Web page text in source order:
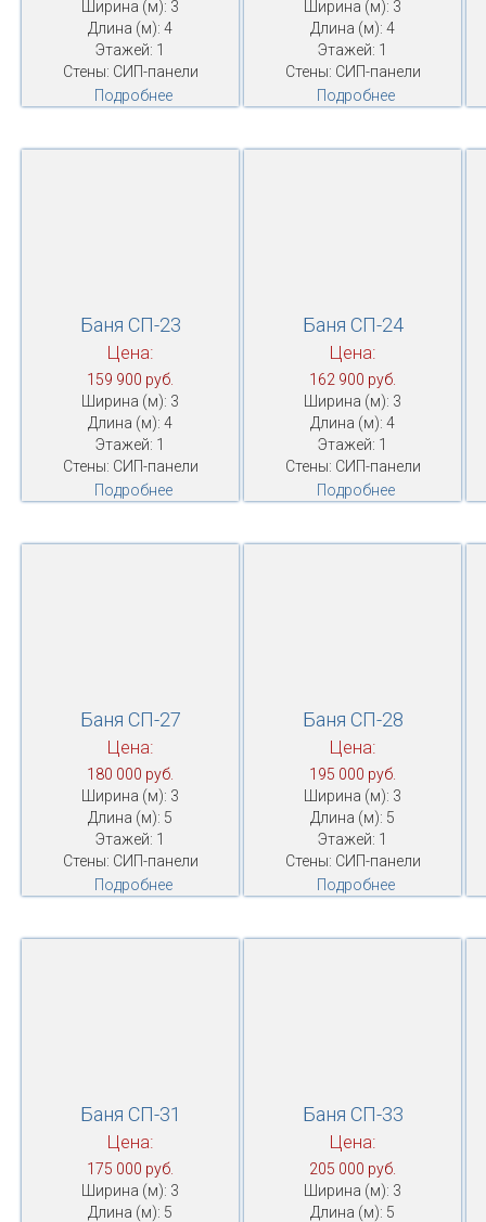
Ширина (м): 3
Длина (м): 4
Этажей: 1
Стены: СИП-панели
Подробнее
Ширина (м): 3
Длина (м): 4
Этажей: 1
Стены: СИП-панели
Подробнее
Баня СП-23
Цена:
159 900 руб.
Ширина (м): 3
Длина (м): 4
Этажей: 1
Стены: СИП-панели
Подробнее
Баня СП-24
Цена:
162 900 руб.
Ширина (м): 3
Длина (м): 4
Этажей: 1
Стены: СИП-панели
Подробнее
Баня СП-27
Цена:
180 000 руб.
Ширина (м): 3
Длина (м): 5
Этажей: 1
Стены: СИП-панели
Подробнее
Баня СП-28
Цена:
195 000 руб.
Ширина (м): 3
Длина (м): 5
Этажей: 1
Стены: СИП-панели
Подробнее
Баня СП-31
Цена:
175 000 руб.
Ширина (м): 3
Длина (м): 5
Баня СП-33
Цена:
205 000 руб.
Ширина (м): 3
Длина (м): 5